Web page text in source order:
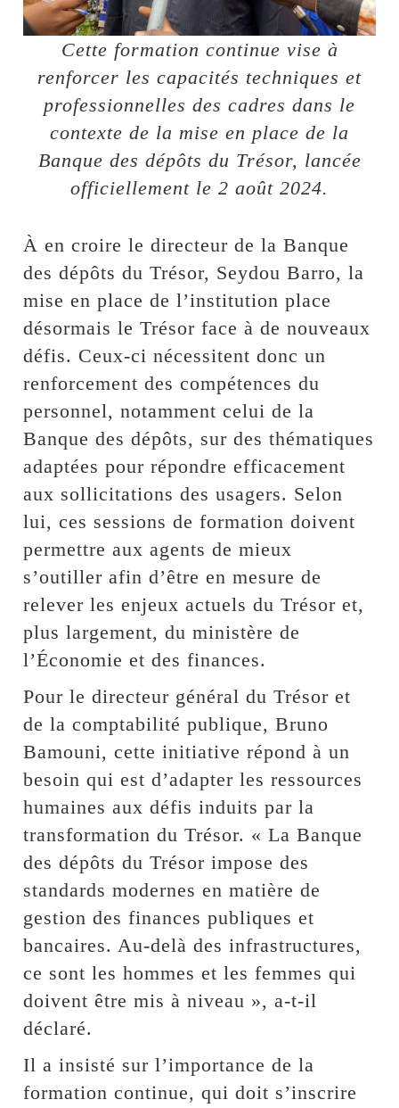
Cette formation continue vise à
renforcer les capacités techniques et
professionnelles des cadres dans le
contexte de la mise en place de la
Banque des dépôts du Trésor, lancée
officiellement le 2 août 2024.
À en croire le directeur de la Banque
des dépôts du Trésor, Seydou Barro, la
mise en place de l’institution place
désormais le Trésor face à de nouveaux
défis. Ceux-ci nécessitent donc un
renforcement des compétences du
personnel, notamment celui de la
Banque des dépôts, sur des thématiques
adaptées pour répondre efficacement
aux sollicitations des usagers. Selon
lui, ces sessions de formation doivent
permettre aux agents de mieux
s’outiller afin d’être en mesure de
relever les enjeux actuels du Trésor et,
plus largement, du ministère de
l’Économie et des finances.
Pour le directeur général du Trésor et
de la comptabilité publique, Bruno
Bamouni, cette initiative répond à un
besoin qui est d’adapter les ressources
humaines aux défis induits par la
transformation du Trésor. « La Banque
des dépôts du Trésor impose des
standards modernes en matière de
gestion des finances publiques et
bancaires. Au-delà des infrastructures,
ce sont les hommes et les femmes qui
doivent être mis à niveau », a-t-il
déclaré.
Il a insisté sur l’importance de la
formation continue, qui doit s’inscrire